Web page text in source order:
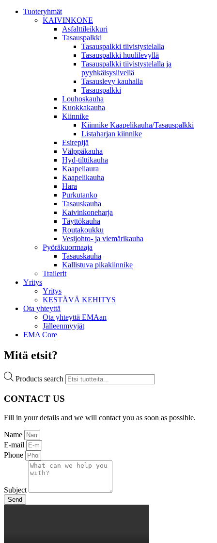
Tuoteryhmät
KAIVINKONE
Asfalttileikkuri
Tasauspalkki
Tasauspalkki tiivistystelalla
Tasauspalkki huulilevyllä
Tasauspalkki tiivistystelalla ja
pyyhkäisysiivellä
Tasauslevy kauhalla
Tasauspalkki
Louhoskauha
Kuokkakauha
Kiinnike
Kiinnike Kaapelikauha/Tasauspalkki
Listaharjan kiinnike
Esirepijä
Välppäkauha
Hyd-tilttikauha
Kaapeliaura
Kaapelikauha
Hara
Purkutanko
Tasauskauha
Kaivinkoneharja
Täyttökauha
Routakoukku
Vesijohto- ja viemärikauha
Pyöräkuormaaja
Tasauskauha
Kallistuva pikakiinnike
Trailerit
Yritys
Yritys
KESTÄVÄ KEHITYS
Ota yhteyttä
Ota yhteyttä EMAan
Jälleenmyyjät
EMA Core
Mitä etsit?
Products search
CONTACT US
Fill in your details and we will contact you as soon as possible.
Name
E-mail
Phone
Subject
Send